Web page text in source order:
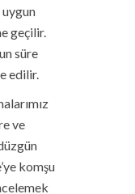
uygun
geçilir.
süre
edilir.
ve
komşu